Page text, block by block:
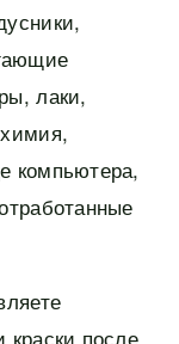
лаки,
компьютера,
краски после